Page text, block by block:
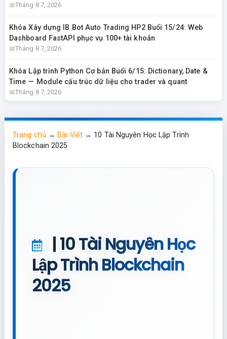
Tháng 8 7, 2026
Khóa Xây dựng IB Bot Auto Trading HP2 Buổi 15/24: Web
Dashboard FastAPI phục vụ 100+ tài khoản
Tháng 8 7, 2026
Khóa Lập trình Python Cơ bản Buổi 6/15: Dictionary, Date &
Time — Module cấu trúc dữ liệu cho trader và quant
Tháng 8 7, 2026
Trang chủ →Bài Viết→ 10 Tài Nguyên Học Lập Trình
Blockchain 2025
| 10 Tài Nguyên Học
Lập Trình Blockchain
2025